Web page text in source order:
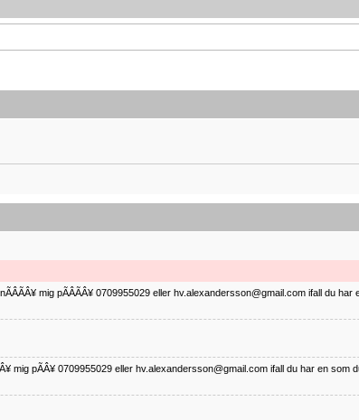
mig pÃÂÃÂ¥ 0709955029 eller hv.alexandersson@gmail.com ifall du har
mig pÃÂ¥ 0709955029 eller hv.alexandersson@gmail.com ifall du har en som